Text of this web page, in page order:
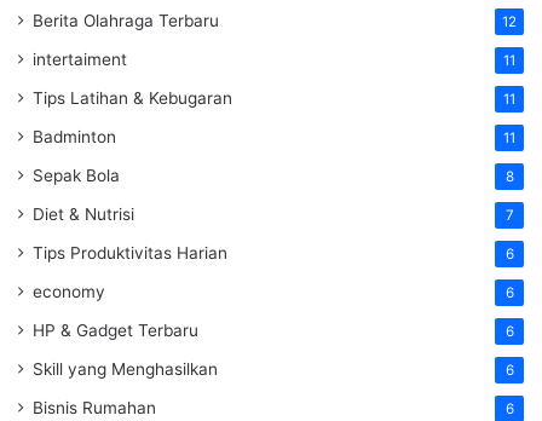
Berita Olahraga Terbaru 12
intertaiment 11
Tips Latihan & Kebugaran 11
Badminton 11
Sepak Bola 8
Diet & Nutrisi 7
Tips Produktivitas Harian 6
economy 6
HP & Gadget Terbaru 6
Skill yang Menghasilkan 6
Bisnis Rumahan 6